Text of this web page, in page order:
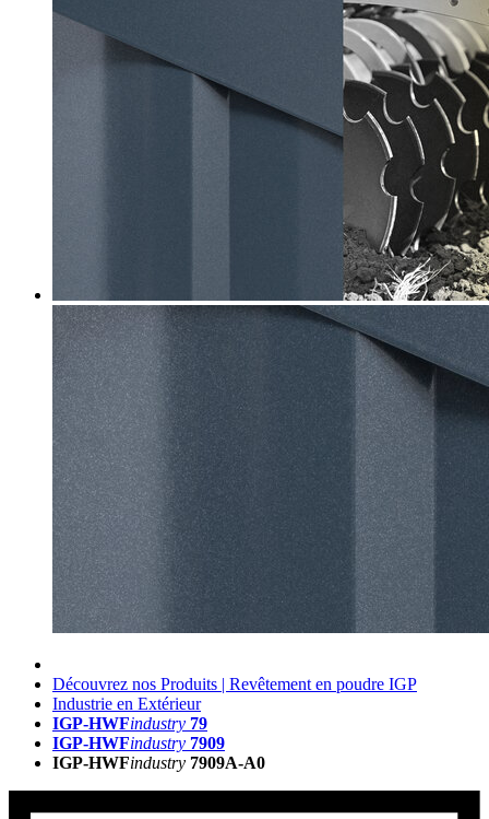
Découvrez nos Produits | Revêtement en poudre IGP
Industrie en Extérieur
IGP-HWFindustry 79
IGP-HWFindustry 7909
IGP-HWFindustry 7909A-A0